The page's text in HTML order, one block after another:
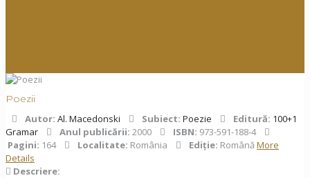
Poezii
Autor: Al. Macedonski Subiect: Poezie Editură: 100+1
Gramar
Anul publicării: 2000 ISBN: 973-591-188-4
Pagini: 164 Localitate: România Ediţie: Română More
Details
Descriere: